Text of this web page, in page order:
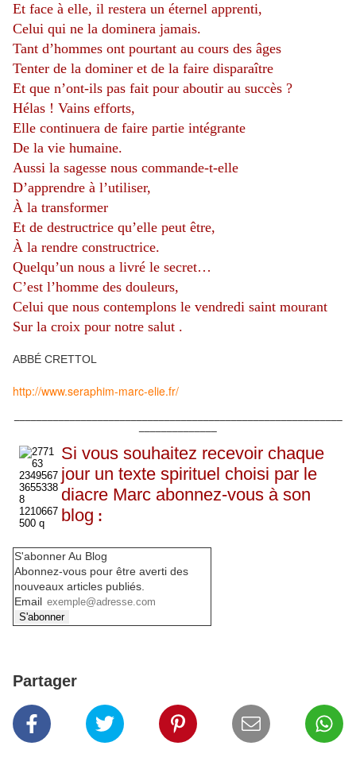
Et face à elle, il restera un éternel apprenti,
Celui qui ne la dominera jamais.
Tant d’hommes ont pourtant au cours des âges
Tenter de la dominer et de la faire disparaître
Et que n’ont-ils pas fait pour aboutir au succès ?
Hélas ! Vains efforts,
Elle continuera de faire partie intégrante
De la vie humaine.
Aussi la sagesse nous commande-t-elle
D’apprendre à l’utiliser,
À la transformer
Et de destructrice qu’elle peut être,
À la rendre constructrice.
Quelqu’un nous a livré le secret…
C’est l’homme des douleurs,
Celui que nous contemplons le vendredi saint mourant
Sur la croix pour notre salut .
ABBÉ CRETTOL
http://www.seraphim-marc-elie.fr/
Si vous souhaitez recevoir chaque
jour un texte spirituel choisi par le
diacre Marc abonnez-vous à son
blog :
S'abonner Au Blog
Abonnez-vous pour être averti des
nouveaux articles publiés.
Email
Partager